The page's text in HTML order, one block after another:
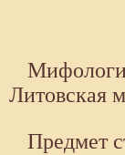
Литовская
Предмет